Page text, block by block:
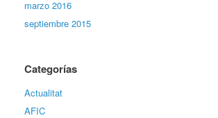
marzo 2016
septiembre 2015
Categorías
Actualitat
AFIC